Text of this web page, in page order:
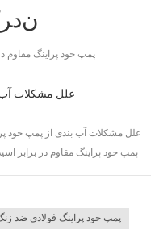
پمپ خود پراینگ مقاوم
علل مشکلات آب
علل مشکلات آب بندی از پمپ خود
پمپ خود پراینگ فولادی ضد